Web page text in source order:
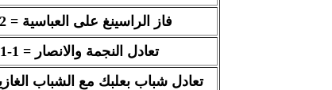
فاز الراسينغ على العباسية = 2-1
تعادل النجمة والانصار = 1-1
تعادل شباب بعلبك مع الشباب الغازية